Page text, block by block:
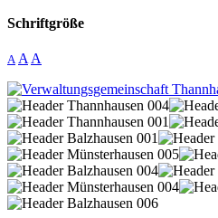
Schriftgröße
A A A